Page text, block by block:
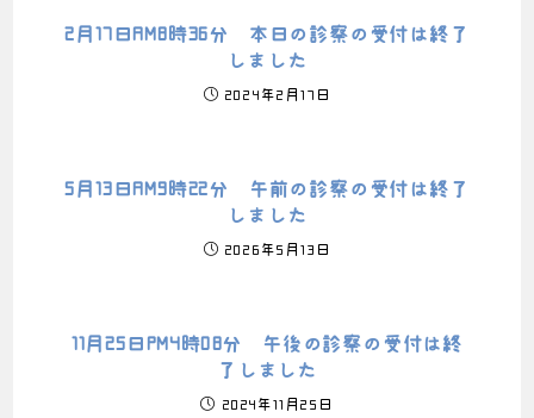
2月17日AM8時36分 本日の診察の受付は終了
しました
2024年2月17日
5月13日AM9時22分 午前の診察の受付は終了
しました
2026年5月13日
11月25日PM4時08分 午後の診察の受付は終
了しました
2024年11月25日